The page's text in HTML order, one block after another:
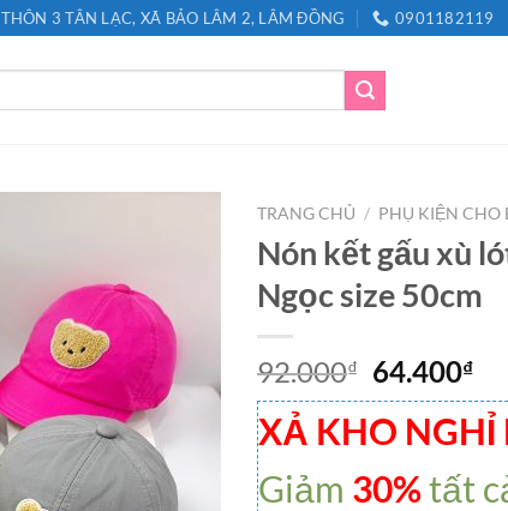
THÔN 3 TÂN LẠC, XÃ BẢO LÂM 2, LÂM ĐỒNG 0901182119
TRANG CHỦ / PHỤ KIỆN CHO
Nón kết gấu xù
Ngọc size 50cm
92.000₫ 64.400₫
XẢ KHO NGHỈ
Giảm 30%tất